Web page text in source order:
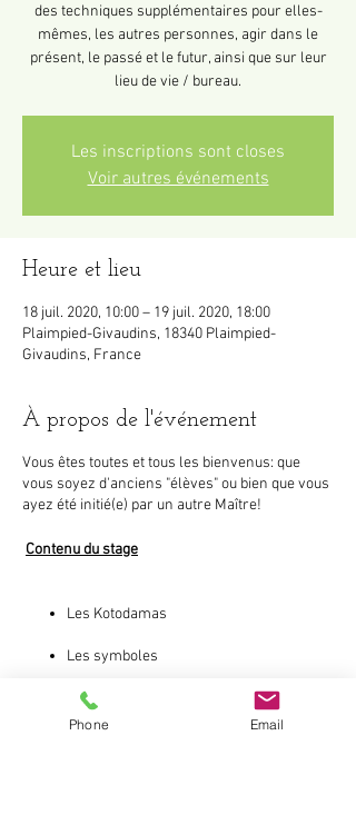
des techniques supplémentaires pour elles-
mêmes, les autres personnes, agir dans le
présent, le passé et le futur, ainsi que sur leur
lieu de vie / bureau.
Les inscriptions sont closes
Voir autres événements
Heure et lieu
18 juil. 2020, 10:00 – 19 juil. 2020, 18:00
Plaimpied-Givaudins, 18340 Plaimpied-
Givaudins, France
À propos de l'événement
Vous êtes toutes et tous les bienvenus: que
vous soyez d'anciens "élèves" ou bien que vous
ayez été initié(e) par un autre Maître!
Contenu du stage
Les Kotodamas
Les symboles
L’initiation du coeur et des pieds
Phone Email